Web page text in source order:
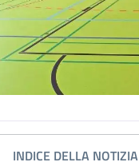
INDICE DELLA NOTIZIA